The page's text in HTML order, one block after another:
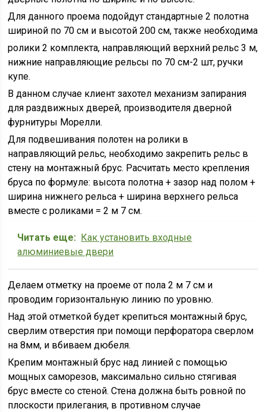
Для данного проема подойдут стандартные 2 полотна
шириной по 70 см и высотой 200 см, также необходима
ролики 2 комплекта, направляющий верхний рельс 3 м,
нижние направляющие рельсы по 70 см-2 шт, ручки
купе.
В данном случае клиент захотел механизм запирания
для раздвижных дверей, производителя дверной
фурнитуры Морелли.
Для подвешивания полотен на ролики в
направляющий рельс, необходимо закрепить рельс в
стену на монтажный брус. Расчитать место крепления
бруса по формуле: высота полотна + зазор над полом +
ширина нижнего рельса + ширина верхнего рельса
вместе с роликами = 2 м 7 см.
Читать еще: Как установить входные
алюминиевые двери
Делаем отметку на проеме от пола 2 м 7 см и
проводим горизонтальную линию по уровню.
Над этой отметкой будет крепиться монтажный брус,
сверлим отверстия при помощи перфоратора сверлом
на 8мм, и вбиваем дюбеля.
Крепим монтажный брус над линией с помощью
мощных саморезов, максимально сильно стягивая
брус вместе со стеной. Стена должна быть ровной по
плоскости прилегания, в противном случае